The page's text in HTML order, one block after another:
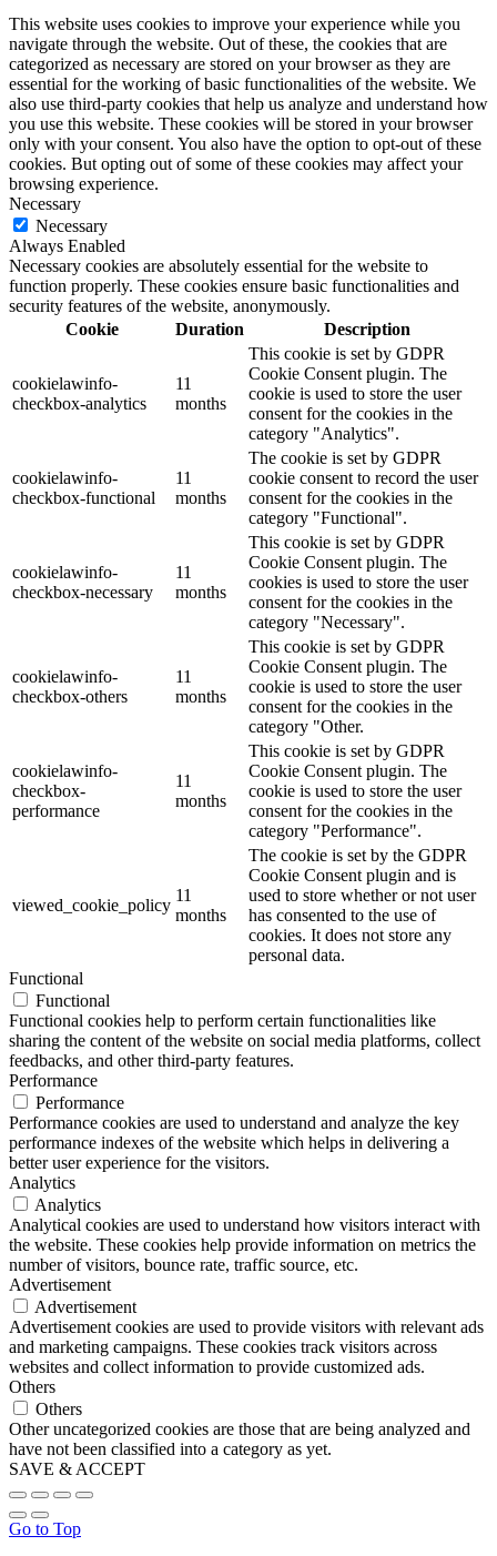
This website uses cookies to improve your experience while you
navigate through the website. Out of these, the cookies that are
categorized as necessary are stored on your browser as they are
essential for the working of basic functionalities of the website. We
also use third-party cookies that help us analyze and understand how
you use this website. These cookies will be stored in your browser
only with your consent. You also have the option to opt-out of these
cookies. But opting out of some of these cookies may affect your
browsing experience.
Necessary
Necessary
Always Enabled
Necessary cookies are absolutely essential for the website to
function properly. These cookies ensure basic functionalities and
security features of the website, anonymously.
Cookie
Duration Description
cookielawinfo-
checkbox-analytics
11
months
This cookie is set by GDPR
Cookie Consent plugin. The
cookie is used to store the user
consent for the cookies in the
category "Analytics".
cookielawinfo-
checkbox-functional
11
months
The cookie is set by GDPR
cookie consent to record the user
consent for the cookies in the
category "Functional".
cookielawinfo-
checkbox-necessary
11
months
This cookie is set by GDPR
Cookie Consent plugin. The
cookies is used to store the user
consent for the cookies in the
category "Necessary".
cookielawinfo-
checkbox-others
11
months
This cookie is set by GDPR
Cookie Consent plugin. The
cookie is used to store the user
consent for the cookies in the
category "Other.
cookielawinfo-
checkbox-
performance
11
months
This cookie is set by GDPR
Cookie Consent plugin. The
cookie is used to store the user
consent for the cookies in the
category "Performance".
viewed_cookie_policy
11
months
The cookie is set by the GDPR
Cookie Consent plugin and is
used to store whether or not user
has consented to the use of
cookies. It does not store any
personal data.
Functional
Functional
Functional cookies help to perform certain functionalities like
sharing the content of the website on social media platforms, collect
feedbacks, and other third-party features.
Performance
Performance
Performance cookies are used to understand and analyze the key
performance indexes of the website which helps in delivering a
better user experience for the visitors.
Analytics
Analytics
Analytical cookies are used to understand how visitors interact with
the website. These cookies help provide information on metrics the
number of visitors, bounce rate, traffic source, etc.
Advertisement
Advertisement
Advertisement cookies are used to provide visitors with relevant ads
and marketing campaigns. These cookies track visitors across
websites and collect information to provide customized ads.
Others
Others
Other uncategorized cookies are those that are being analyzed and
have not been classified into a category as yet.
SAVE & ACCEPT
Go to Top